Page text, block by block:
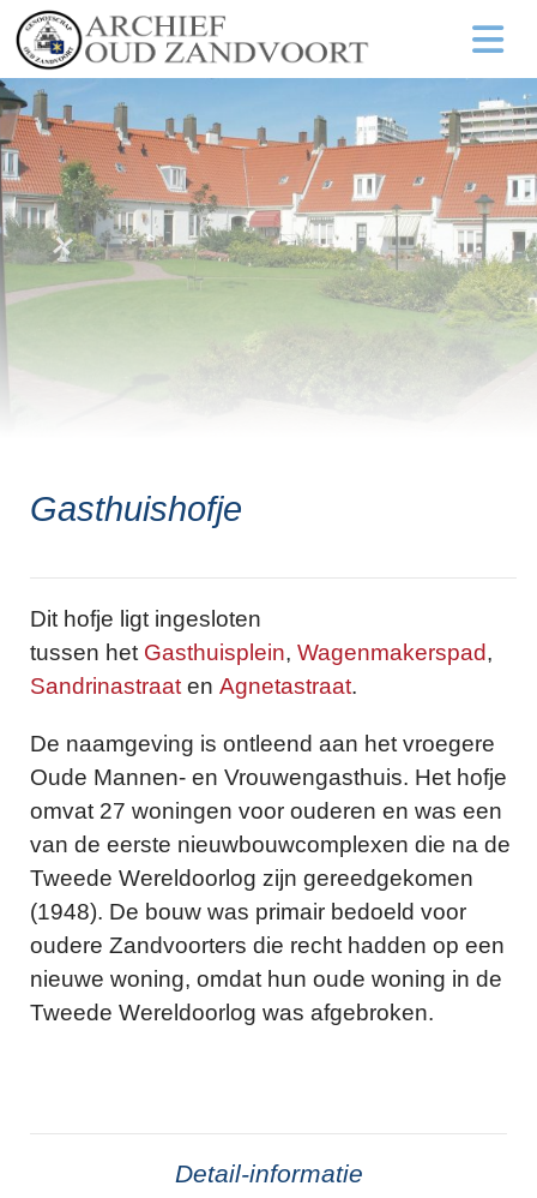
Gasthuishofje
Dit hofje ligt ingesloten
tussen het Gasthuisplein, Wagenmakerspad,
Sandrinastraaten Agnetastraat.
De naamgeving is ontleend aan het vroegere
Oude Mannen- en Vrouwengasthuis. Het hofje
omvat 27 woningen voor ouderen en was een
van de eerste nieuwbouwcomplexen die na de
Tweede Wereldoorlog zijn gereedgekomen
(1948). De bouw was primair bedoeld voor
oudere Zandvoorters die recht hadden op een
nieuwe woning, omdat hun oude woning in de
Tweede Wereldoorlog was afgebroken.
Detail-informatie